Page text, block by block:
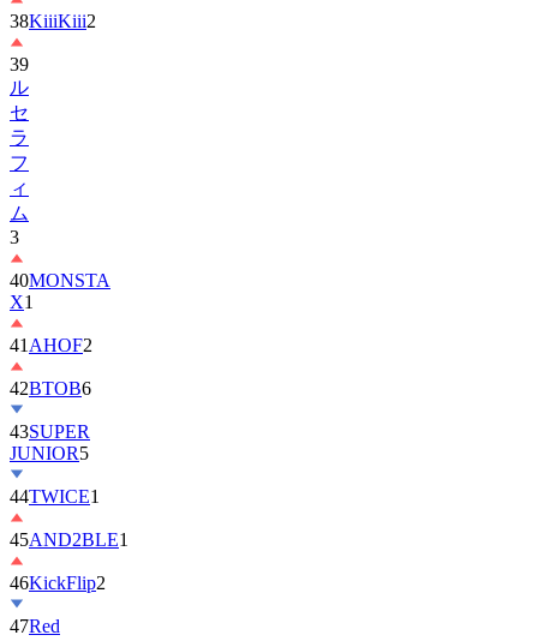
38KiiiKiii2
39
ル
セ
ラ
フ
ィ
ム
3
40MONSTA
X1
41 AHOF2
42BTOB6
43SUPER
JUNIOR5
44TWICE1
45AND2BLE1
46KickFlip2
47Red